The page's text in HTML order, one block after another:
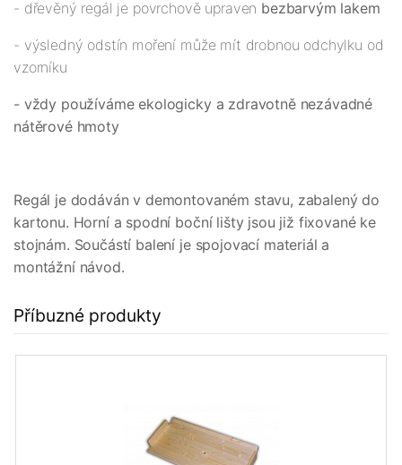
- dřevěný regál je povrchově upraven bezbarvým lakem
- výsledný odstín moření může mít drobnou odchylku od
vzorníku
- vždy používáme ekologicky a zdravotně nezávadné
nátěrové hmoty
Regál je dodáván v demontovaném stavu, zabalený do
kartonu. Horní a spodní boční lišty jsou již fixované ke
stojnám. Součástí balení je spojovací materiál a
montážní návod.
Příbuzné produkty